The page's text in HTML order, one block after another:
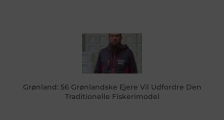
Grønland: 56 Grønlandske Ejere Vil Udfordre Den
Traditionelle Fiskerimodel